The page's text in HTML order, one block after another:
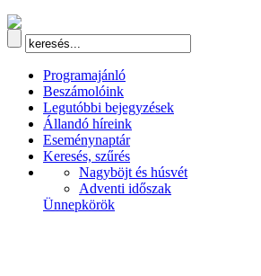
Programajánló
Beszámolóink
Legutóbbi bejegyzések
Állandó híreink
Eseménynaptár
Keresés, szűrés
Nagyböjt és húsvét
Adventi időszak
Ünnepkörök